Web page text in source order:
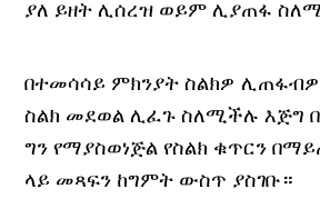
ያለ ይዘት ሊሰረዝ ወይም ሊያጠፋ
በተመሳሳይ ምክንያት ስልክዎ
ስልክ መደወል ሊፈጉ ስለሚችሉ እጅግ
ግን የማያስወነጅል የስልክ ቁጥርን
ላይ መጻፍን ከግምት ውስጥ ያስገቡ።